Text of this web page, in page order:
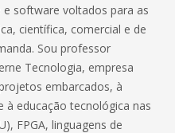
software voltados para as
científica, comercial e de
Sou professor
Tecnologia, empresa
embarcados, à
à educação tecnológica nas
FPGA, linguagens de